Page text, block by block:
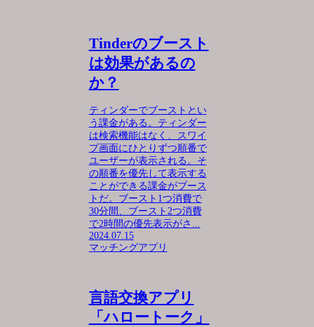
Tinderのブースト
は効果があるの
か？
ティンダーでブーストとい
う課金がある。ティンダー
は検索機能はなく、スワイ
プ画面にひとりずつ順番で
ユーザーが表示される。そ
の順番を優先して表示する
ことができる課金がブース
トだ。ブースト1つ消費で
30分間、ブースト2つ消費
で2時間の優先表示がさ...
2024.07.15
マッチングアプリ
言語交換アプリ
「ハロートーク」